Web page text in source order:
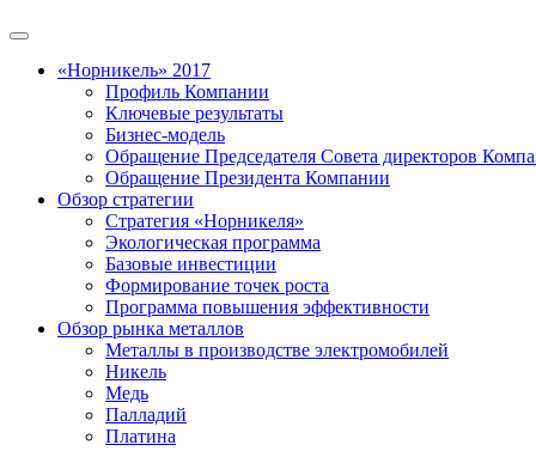
«Норникель» 2017
Профиль Компании
Ключевые результаты
Бизнес-модель
Обращение Председателя Совета директоров
Обращение Президента Компании
Обзор стратегии
Стратегия «Норникеля»
Экологическая программа
Базовые инвестиции
Формирование точек роста
Программа повышения эффективности
Обзор рынка металлов
Металлы в производстве электромобилей
Никель
Медь
Палладий
Платина